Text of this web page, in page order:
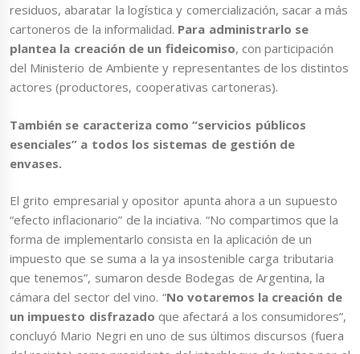
residuos, abaratar la logística y comercialización, sacar a más
cartoneros de la informalidad. Para administrarlo se
plantea la creación de un fideicomiso, con participación
del Ministerio de Ambiente y representantes de los distintos
actores (productores, cooperativas cartoneras).
También se caracteriza como “servicios públicos
esenciales” a todos los sistemas de gestión de
envases.
El grito empresarial y opositor apunta ahora a un supuesto
“efecto inflacionario” de la inciativa. “No compartimos que la
forma de implementarlo consista en la aplicación de un
impuesto que se suma a la ya insostenible carga tributaria
que tenemos”, sumaron desde Bodegas de Argentina, la
cámara del sector del vino. “No votaremos la creación de
un impuesto disfrazado que afectará a los consumidores”,
concluyó Mario Negri en uno de sus últimos discursos (fuera